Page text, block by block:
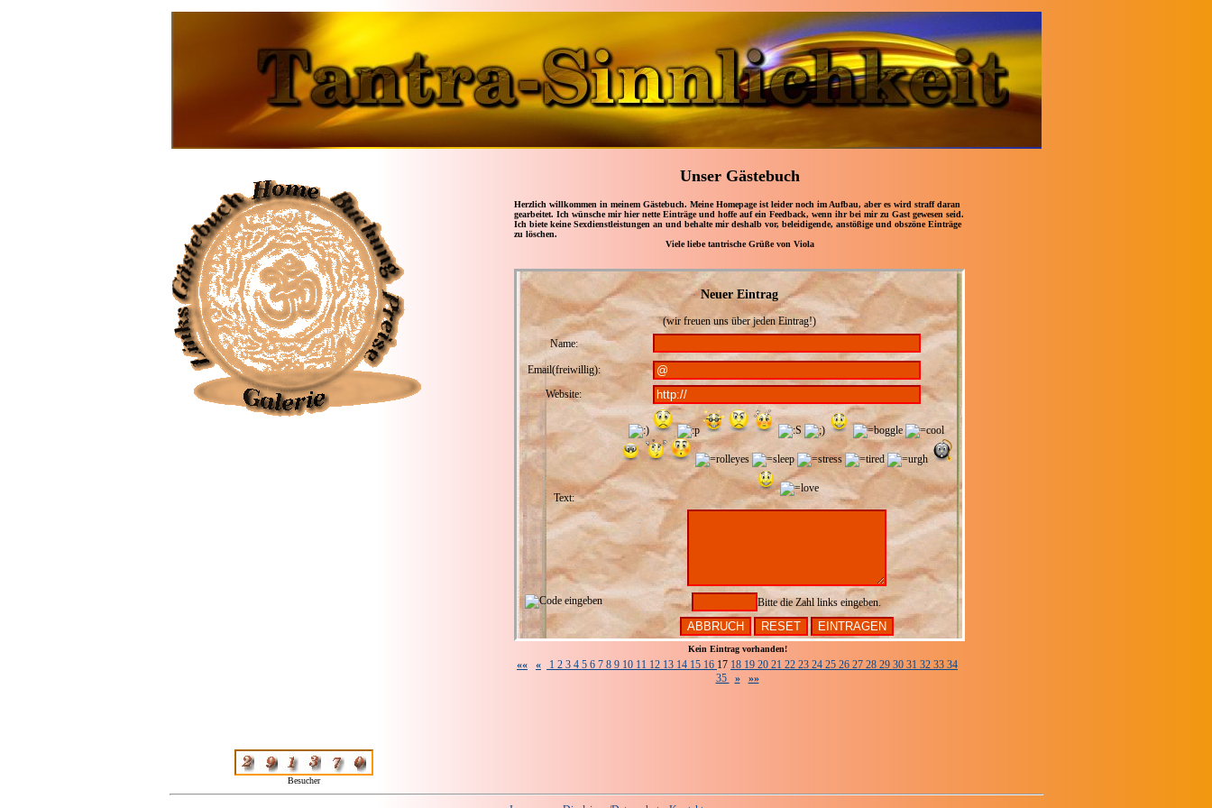
Besucher
Unser Gästebuch
Herzlich willkommen in meinem Gästebuch. Meine Homepage ist leider noch im Aufbau, aber es wird straff daran
gearbeitet. Ich wünsche mir hier nette Einträge und hoffe auf ein Feedback, wenn ihr bei mir zu Gast gewesen seid.
Ich biete keine Sexdienstleistungen an und behalte mir deshalb vor, beleidigende, anstößige und obszöne Einträge
zu löschen.
Viele liebe tantrische Grüße von Viola
Neuer Eintrag
(wir freuen uns über jeden Eintrag!)
Name:
Email(freiwillig):
Website:
Text:
Bitte die Zahl links eingeben.
Kein Eintrag vorhanden!
«« « 1 2 3 4 5 6 7 8 9 10 11 12 13 14 15 16 17 18 19 20 21 22 23 24 25 26 27 28 29 30 31 32 33 34
35
» »»